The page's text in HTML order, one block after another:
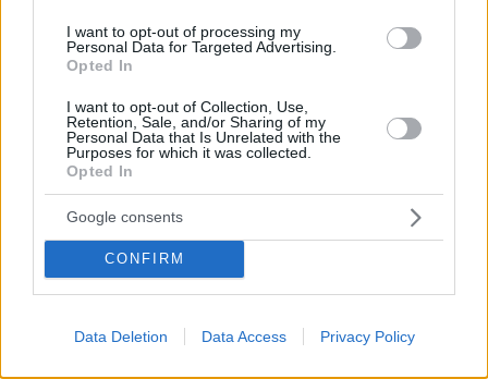
I want to opt-out of processing my
Personal Data for Targeted Advertising.
Opted In
I want to opt-out of Collection, Use,
Retention, Sale, and/or Sharing of my
Personal Data that Is Unrelated with the
Purposes for which it was collected.
Opted In
Google consents
CONFIRM
Data Deletion Data Access Privacy Policy
Add Comment*
Save my name, email and website in this browser for the
next time I comment.